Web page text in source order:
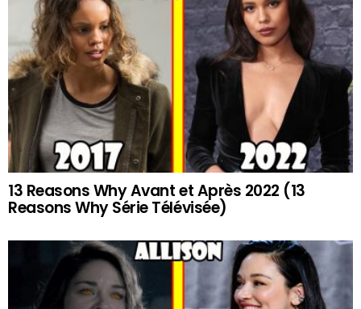
13 Reasons Why Avant et Après 2022 (13
Reasons Why Série Télévisée)